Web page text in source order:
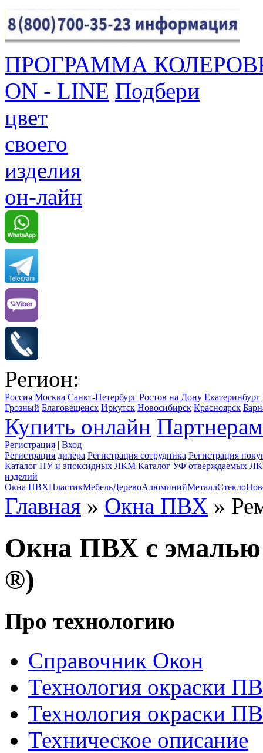
ПРОГРАММА
ON - LINE Подбери
цвет
своего
изделия
он-лайн
Регион:
Россия Москва Санкт-Петербург Ростов на Дону Екатеринбург
Грозный Благовещенск Иркутск Новосибирск Красноярск
Купить онлайн Партнерам
Регистрация | Вход
Регистрация дилера Регистрация сотрудника Регистрация
Каталог ПУ и эпоксидных ЛКМ Каталог УФ отверждаемых
изделий
Окна ПВХПластикМебельДеревоАлюминийМеталлСтекло
Главная » Окна ПВХ »
Окна ПВХ с
®)
Про технологию
Справочник Окон
Технология окраски
Технология окраски
Техническое описание